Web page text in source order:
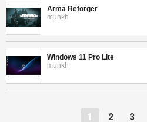
Arma Reforger
munkh
Windows 11 Pro Lite
munkh
1 2 3